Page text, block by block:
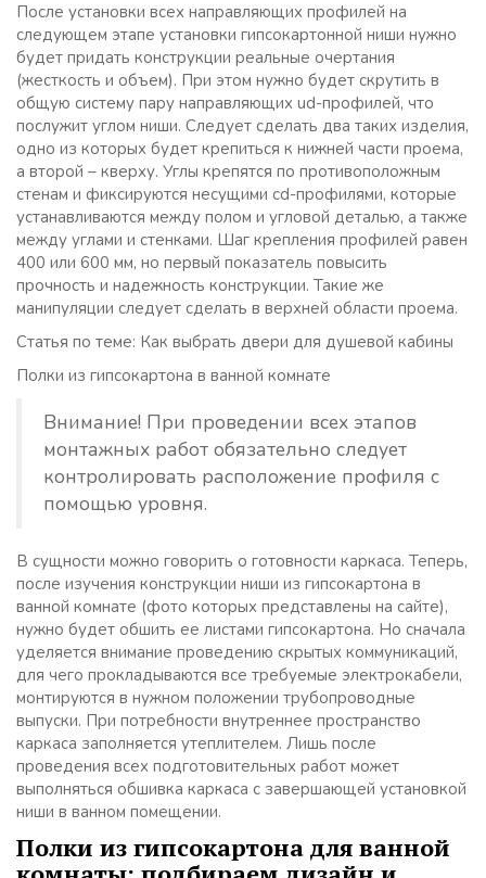
После установки всех направляющих профилей на
следующем этапе установки гипсокартонной ниши нужно
будет придать конструкции реальные очертания
(жесткость и объем). При этом нужно будет скрутить в
общую систему пару направляющих ud-профилей, что
послужит углом ниши. Следует сделать два таких изделия,
одно из которых будет крепиться к нижней части проема,
а второй – кверху. Углы крепятся по противоположным
стенам и фиксируются несущими cd-профилями, которые
устанавливаются между полом и угловой деталью, а также
между углами и стенками. Шаг крепления профилей равен
400 или 600 мм, но первый показатель повысить
прочность и надежность конструкции. Такие же
манипуляции следует сделать в верхней области проема.
Статья по теме: Как выбрать двери для душевой кабины
Полки из гипсокартона в ванной комнате
Внимание! При проведении всех этапов
монтажных работ обязательно следует
контролировать расположение профиля с
помощью уровня.
В сущности можно говорить о готовности каркаса. Теперь,
после изучения конструкции ниши из гипсокартона в
ванной комнате (фото которых представлены на сайте),
нужно будет обшить ее листами гипсокартона. Но сначала
уделяется внимание проведению скрытых коммуникаций,
для чего прокладываются все требуемые электрокабели,
монтируются в нужном положении трубопроводные
выпуски. При потребности внутреннее пространство
каркаса заполняется утеплителем. Лишь после
проведения всех подготовительных работ может
выполняться обшивка каркаса с завершающей установкой
ниши в ванном помещении.
Полки из гипсокартона для ванной